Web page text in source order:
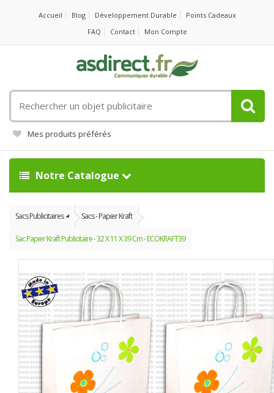
Accueil Blog Développement Durable
Points Cadeaux
FAQ
Contact Mon Compte
un
objet
publicitaire
Mes produits préférés
Notre Catalogue
Sacs Publicitaires Sacs - Papier Kraft
Sac Papier Kraft Publicitaire - 32 X 11 X 39 Cm - ECOKRAFT39